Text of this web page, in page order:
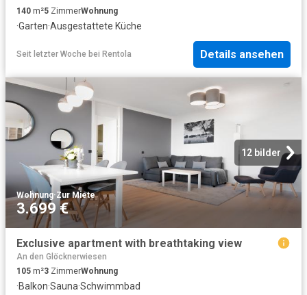
140 m²5 ZimmerWohnung
·Garten·Ausgestattete Küche
Seit letzter Woche bei Rentola Details ansehen
12 bilder
Wohnung·Zur Miete
3.699 €
Exclusive apartment with breathtaking view
An den Glöcknerwiesen
105 m²3 ZimmerWohnung
·Balkon·Sauna·Schwimmbad